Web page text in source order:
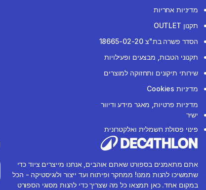
מדיניות אחריות
תקנון OUTLET
הסדר פשרה בת"צ 18665-02-20
תקנוני הטבות, מבצעים ופעילויות
שירותי תיקונים ותחזוקה למוצרים
מדיניות Cookies
מדיניות פרטיות, מאגר מידע ודיוור
ישיר
פינוי פסולת חשמלית ואלקטרונית
אתם מתאמנים בספורט שאתם אוהבים, אנחנו מייצרים ציוד כדי
שתמשיכו להנות ממנו! ממחקר ופיתוח ועד ייצור ולוגיסטיקה - הכל
במקום אחד. כאן תמצאו כל מה שצריך כדי להנות מסוגי הספורט